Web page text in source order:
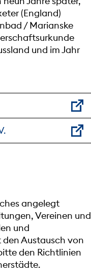
(England)
/ Marianske
und im Jahr
angelegt
Vereinen und
und
Austausch von
den Richtlinien